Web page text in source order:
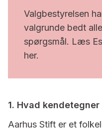
Valgbestyrelsen
valgrunde bedt
spørgsmål. Læs
her.
1. Hvad
Aarhus Stift er et